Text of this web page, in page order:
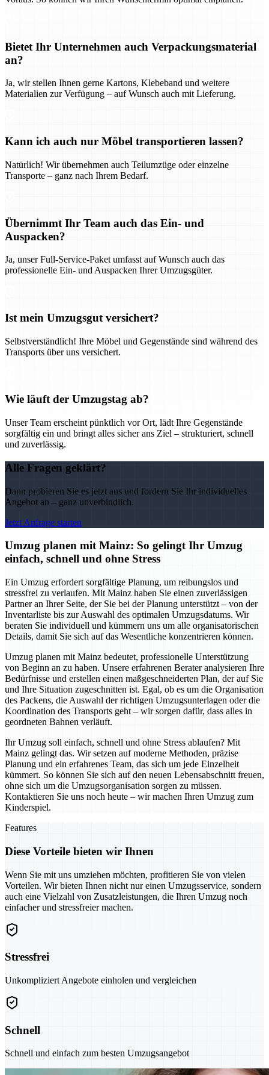
Bietet Ihr Unternehmen auch Verpackungsmaterial
an?
Ja, wir stellen Ihnen gerne Kartons, Klebeband und weitere
Materialien zur Verfügung – auf Wunsch auch mit Lieferung.
Kann ich auch nur Möbel transportieren lassen?
Natürlich! Wir übernehmen auch Teilumzüge oder einzelne
Transporte – ganz nach Ihrem Bedarf.
Übernimmt Ihr Team auch das Ein- und
Auspacken?
Ja, unser Full-Service-Paket umfasst auf Wunsch auch das
professionelle Ein- und Auspacken Ihrer Umzugsgüter.
Ist mein Umzugsgut versichert?
Selbstverständlich! Ihre Möbel und Gegenstände sind während des
Transports über uns versichert.
Wie läuft der Umzugstag ab?
Unser Team erscheint pünktlich vor Ort, lädt Ihre Gegenstände
sorgfältig ein und bringt alles sicher ans Ziel – strukturiert, schnell
und zuverlässig.
Alle Fragen geklärt?
Dann probieren Sie es jetzt aus und fordern Sie Ihr individuelles
Angebot an – ganz unverbindlich.
Jetzt Anfrage starten
Umzug planen mit Mainz: So gelingt Ihr Umzug
einfach, schnell und ohne Stress
Ein Umzug erfordert sorgfältige Planung, um reibungslos und
stressfrei zu verlaufen. Mit Mainz haben Sie einen zuverlässigen
Partner an Ihrer Seite, der Sie bei der Planung unterstützt – von der
Inventarliste bis zur Auswahl des optimalen Umzugsdatums. Wir
beraten Sie individuell und kümmern uns um alle organisatorischen
Details, damit Sie sich auf das Wesentliche konzentrieren können.
Umzug planen mit Mainz bedeutet, professionelle Unterstützung
von Beginn an zu haben. Unsere erfahrenen Berater analysieren Ihre
Bedürfnisse und erstellen einen maßgeschneiderten Plan, der auf Sie
und Ihre Situation zugeschnitten ist. Egal, ob es um die Organisation
des Packens, die Auswahl der richtigen Umzugsunterlagen oder die
Koordination des Transports geht – wir sorgen dafür, dass alles in
geordneten Bahnen verläuft.
Ihr Umzug soll einfach, schnell und ohne Stress ablaufen? Mit
Mainz gelingt das. Wir setzen auf moderne Methoden, präzise
Planung und ein erfahrenes Team, das sich um jede Einzelheit
kümmert. So können Sie sich auf den neuen Lebensabschnitt freuen,
ohne sich um die Umzugsorganisation sorgen zu müssen.
Kontaktieren Sie uns noch heute – wir machen Ihren Umzug zum
Kinderspiel.
Features
Diese Vorteile bieten wir Ihnen
Wenn Sie mit uns umziehen möchten, profitieren Sie von vielen
Vorteilen. Wir bieten Ihnen nicht nur einen Umzugsservice, sondern
auch eine Vielzahl von Zusatzleistungen, die Ihren Umzug noch
einfacher und stressfreier machen.
Stressfrei
Unkompliziert Angebote einholen und vergleichen
Schnell
Schnell und einfach zum besten Umzugsangebot